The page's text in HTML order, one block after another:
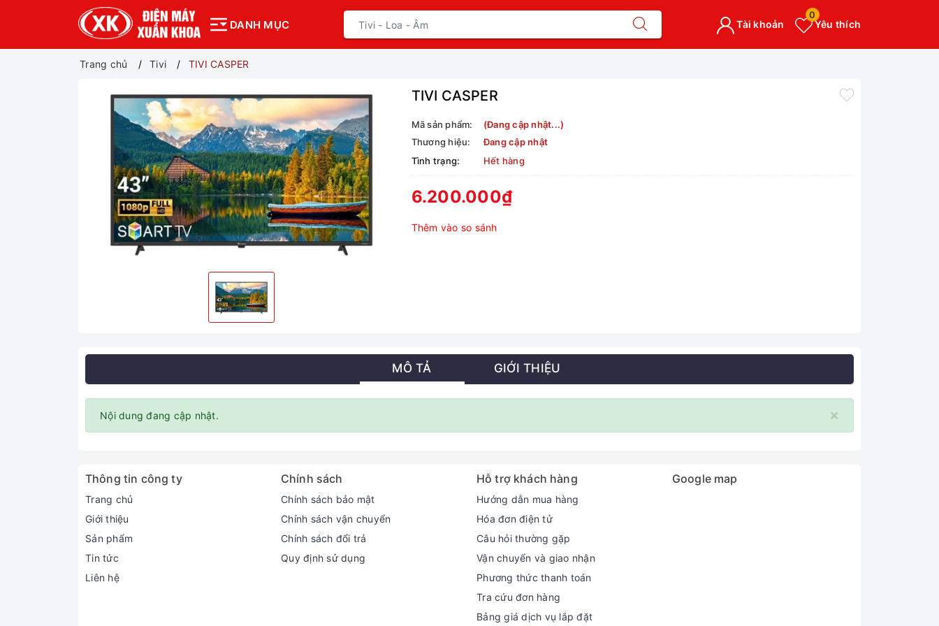
DANH MỤC Yêu thích
0
Tài khoản
Trang chủ Tivi TIVI CASPER
TIVI CASPER
Mã sản phẩm:
(Đang cập nhật...)
Thương hiệu:
Đang cập nhật
Tình trạng:
Hết hàng
6.200.000₫
Thêm vào so sánh
MÔ TẢ GIỚI THIỆU
×
Nội dung đang cập nhật.
Thông tin công ty
Trang chủ
Giới thiệu
Sản phẩm
Tin tức
Liên hệ
Chính sách
Chính sách bảo mật
Chính sách vận chuyển
Chính sách đổi trả
Quy định sử dụng
Hỗ trợ khách hàng
Hướng dẫn mua hàng
Hóa đơn điện tử
Câu hỏi thường gặp
Vận chuyển và giao nhận
Phương thức thanh toán
Tra cứu đơn hàng
Bảng giá dịch vụ lắp đặt
Google map